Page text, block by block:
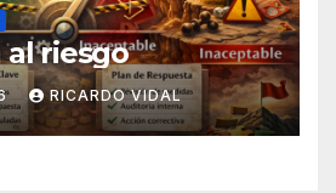
al riesgo
RICARDO VIDAL